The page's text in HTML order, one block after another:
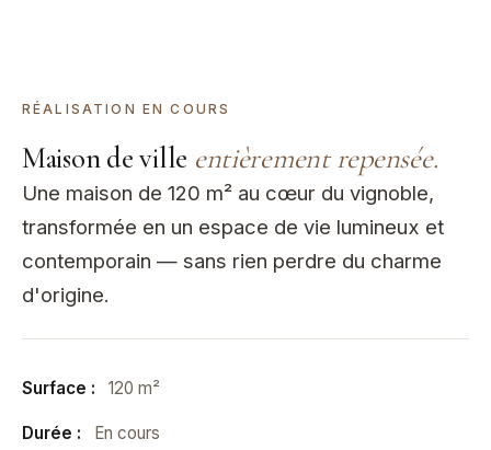
RÉALISATION EN COURS
Maison de ville entièrement repensée.
Une maison de 120 m² au cœur du vignoble,
transformée en un espace de vie lumineux et
contemporain — sans rien perdre du charme
d'origine.
Surface : 120 m²
Durée : En cours